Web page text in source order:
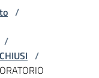
/
/
/